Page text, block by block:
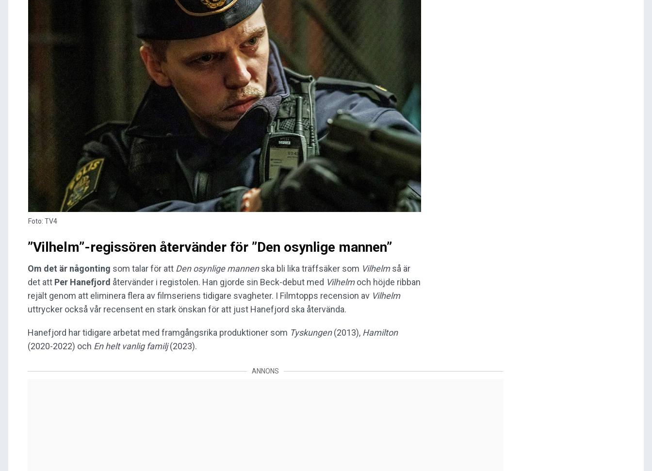
Foto: TV4
”Vilhelm”-regissören återvänder för ”Den osynlige mannen”
Om det är någonting som talar för att Den osynlige mannenska bli lika träffsäker som Vilhelmså är
det att Per Hanefjord återvänder i registolen. Han gjorde sin Beck-debut med Vilhelmoch höjde ribban
rejält genom att eliminera flera av filmseriens tidigare svagheter. I Filmtopps recension av Vilhelm
uttrycker också vår recensent en stark önskan för att just Hanefjord ska återvända.
Hanefjord har tidigare arbetat med framgångsrika produktioner som Tyskungen(2013), Hamilton
(2020-2022) och En helt vanlig familj(2023).
ANNONS